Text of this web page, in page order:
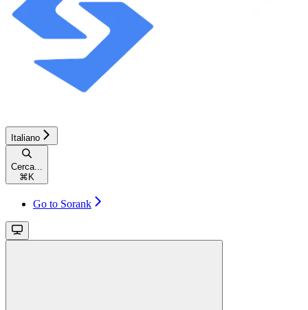
Italiano
Cerca...
⌘ K
Go to Sorank